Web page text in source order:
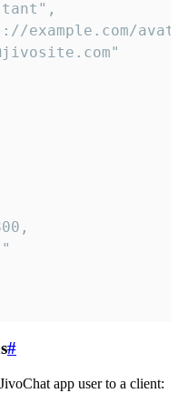
#
app user to a client: